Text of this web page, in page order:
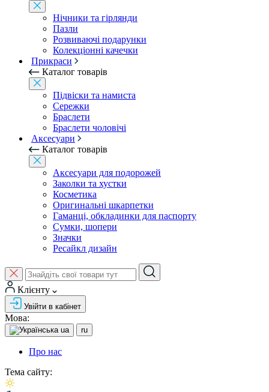
Нічники та гірлянди
Пазли
Розвиваючі подарунки
Колекціонні качечки
Прикраси
Каталог товарів
Підвіски та намиста
Сережки
Браслети
Браслети чоловічі
Аксесуари
Каталог товарів
Аксесуари для подорожей
Заколки та хустки
Косметика
Оригинальні шкарпетки
Гаманці, обкладинки для паспорту
Сумки, шопери
Значки
Ресайкл дизайн
Клієнту
Увійти в кабінет
Мова:
ua ru
Про нас
Тема сайту: